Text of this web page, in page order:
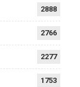
2888
2766
2277
1753